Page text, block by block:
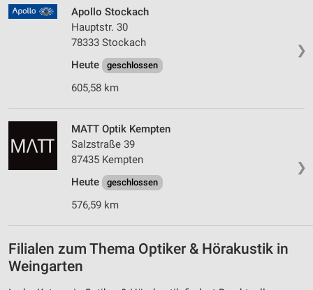
❯
Apollo Stockach
Hauptstr. 30
78333 Stockach
Heute
geschlossen
605,58 km
❯
MATT Optik Kempten
Salzstraße 39
87435 Kempten
Heute
geschlossen
576,59 km
Filialen zum Thema Optiker & Hörakustik in
Weingarten